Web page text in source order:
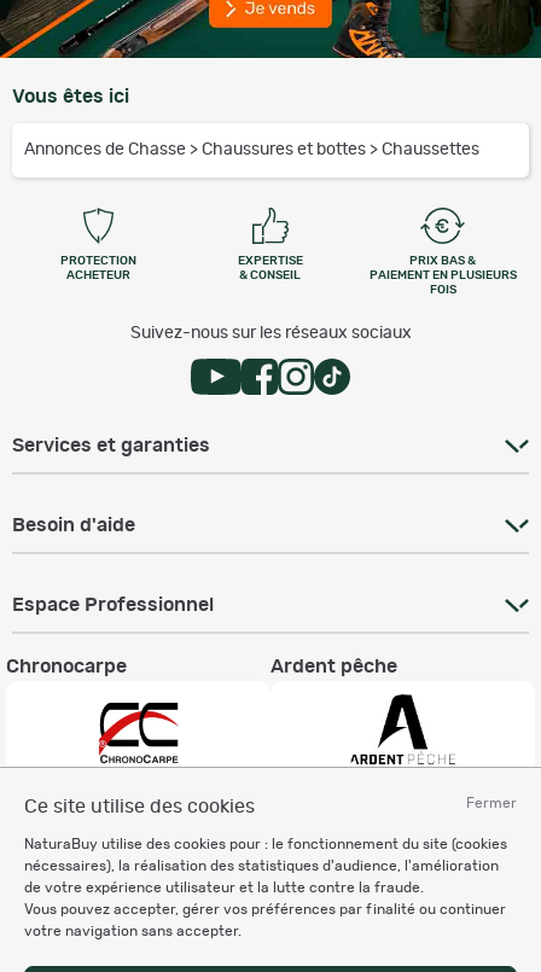
Fermer
Ce site utilise des cookies
NaturaBuy utilise des cookies pour : le fonctionnement du site (cookies
nécessaires), la réalisation des statistiques d'audience, l'amélioration
de votre expérience utilisateur et la lutte contre la fraude.
Vous pouvez accepter, gérer vos préférences par finalité ou continuer
votre navigation sans accepter.
Vous êtes ici
Annonces de Chasse > Chaussures et bottes > Chaussettes
PROTECTION
ACHETEUR
EXPERTISE
& CONSEIL
PRIX BAS &
PAIEMENT EN PLUSIEURS
FOIS
Suivez-nous sur les réseaux sociaux
Services et garanties
Besoin d'aide
Espace Professionnel
Chronocarpe Ardent pêche
Charte éthique
Mentions légales
Règlement & Conditions d'utilisation
Politique de protection
des données personnelles